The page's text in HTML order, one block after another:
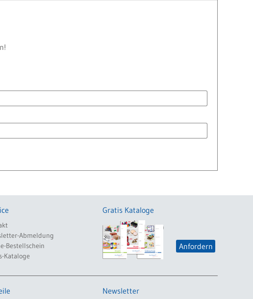
Abmeldung
Bestellschein
Kataloge
Gratis Kataloge
Anfordern
Newsletter